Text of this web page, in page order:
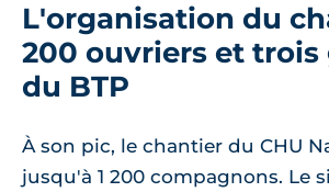
L'organisation du
200 ouvriers et trois
du BTP
À son pic, le chantier du CHU
jusqu'à 1 200 compagnons. Le